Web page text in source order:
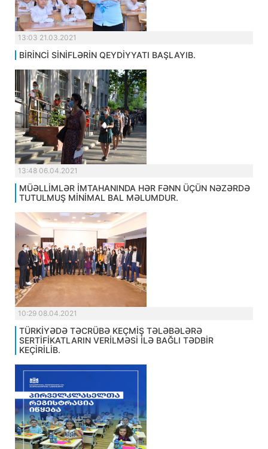
13:03 21.03.2021
BİRİNCİ SİNİFLƏRİN QEYDİYYATI BAŞLAYIB.
13:48 06.04.2021
MÜƏLLİMLƏR İMTAHANINDA HƏR FƏNN ÜÇÜN NƏZƏRDƏ
TUTULMUŞ MİNİMAL BAL MƏLUMDUR.
10:29 08.04.2021
TÜRKİYƏDƏ TƏCRÜBƏ KEÇMİŞ TƏLƏBƏLƏRƏ
SERTİFİKATLARIN VERİLMƏSİ İLƏ BAĞLI TƏDBİR
KEÇİRİLİB.